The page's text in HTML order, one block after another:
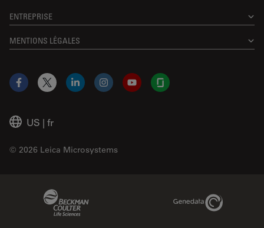
ENTREPRISE
MENTIONS LÉGALES
US | fr
© 2026 Leica Microsystems
Facebook
X LinkedInInstagramYouTubeGlassdoor
Genedata Link